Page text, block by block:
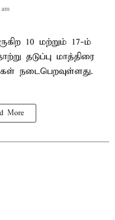
10 மற்றும் 17-ம்
தடுப்பு மாத்திரை
நடைபெறவுள்ளது.
More